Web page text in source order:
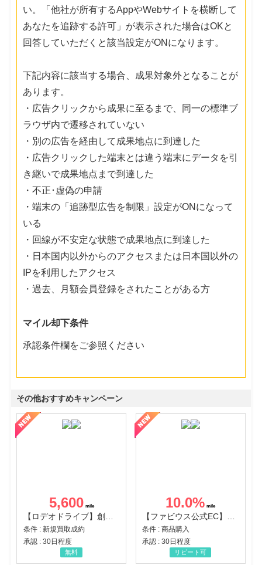
い。「他社が所有するAppやWebサイトを横断して
あなたを追跡する許可」が表示された場合はOKと
回答していただくと該当設定がONになります。
下記内容に該当する場合、成果対象外となることが
あります。
・広告クリックから成果に至るまで、同一の標準ブ
ラウザ内で遷移されていない
・別の広告を経由して成果地点に到達した
・広告クリックした端末とは違う端末にデータを引
き継いで成果地点まで到達した
・不正･虚偽の申請
・端末の「追跡型広告を制限」設定がONになって
いる
・回線が不安定な状態で成果地点に到達した
・日本国内以外からのアクセスまたは日本国以外の
IPを利用したアクセス
・過去、月額会員登録をされたことがある方
マイル却下条件
承認条件欄をご参照ください
その他おすすめキャンペーン
5,600
【ロデオドライブ】創業70年の信頼と高価買取を実現！ブランド品・貴金属の無料査定
条件 : 新規買取成約
承認 : 30日程度
無料
10.0%
【ファビウス公式EC】すべての女性を美しくをテーマにした商品で女性の美を応援しています
条件 : 商品購入
承認 : 30日程度
リピート可